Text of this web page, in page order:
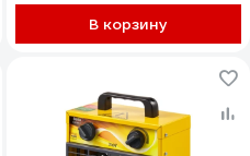
В корзину